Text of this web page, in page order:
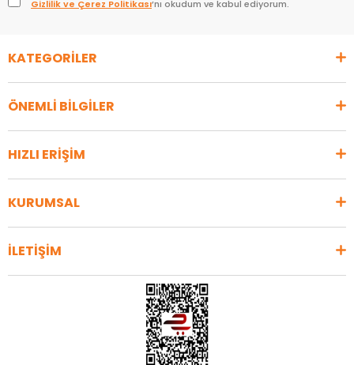
Gizlilik ve Çerez Politikası’nı okudum ve kabul ediyorum.
KATEGORİLER
ÖNEMLİ BİLGİLER
HIZLI ERİŞİM
KURUMSAL
İLETİŞİM